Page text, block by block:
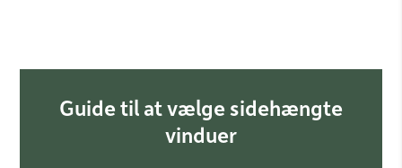
Guide til at vælge sidehængte
vinduer